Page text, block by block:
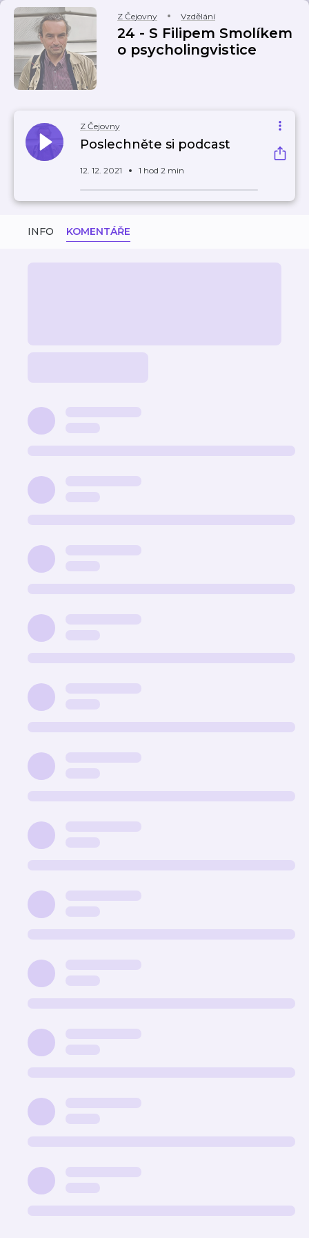
Z Čejovny Vzdělání
24 - S Filipem Smolíkem
o psycholingvistice
Z Čejovny
Poslechněte si podcast
12. 12. 2021 1 hod 2 min
INFO KOMENTÁŘE